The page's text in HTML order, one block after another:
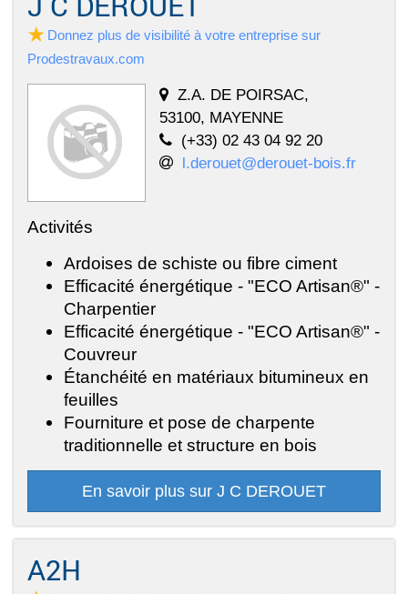
Donnez plus de visibilité à votre entreprise sur
Prodestravaux.com
Z.A. DE POIRSAC,
53100, MAYENNE
(+33) 02 43 04 92 20
l.derouet@derouet-bois.fr
Activités
Ardoises de schiste ou fibre ciment
Efficacité énergétique - "ECO Artisan®" -
Charpentier
Efficacité énergétique - "ECO Artisan®" -
Couvreur
Étanchéité en matériaux bitumineux en
feuilles
Fourniture et pose de charpente
traditionnelle et structure en bois
En savoir plus sur J C DEROUET
A2H